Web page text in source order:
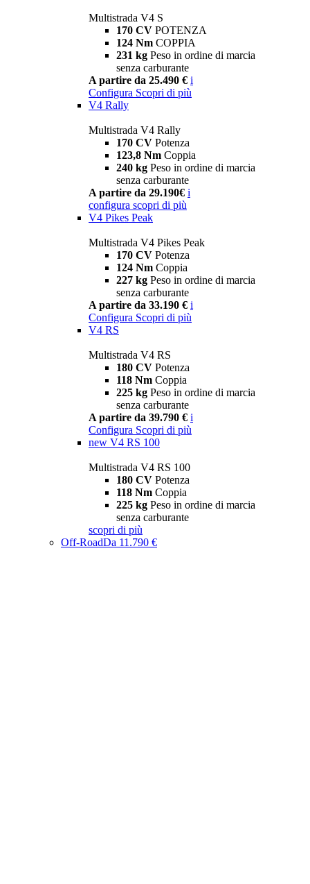
Multistrada V4 S
170 CV POTENZA
124 Nm COPPIA
231 kg Peso in ordine di marcia
senza carburante
A partire da 25.490 € i
Configura Scopri di più
V4 Rally
Multistrada V4 Rally
170 CV Potenza
123,8 Nm Coppia
240 kg Peso in ordine di marcia
senza carburante
A partire da 29.190€ i
configura scopri di più
V4 Pikes Peak
Multistrada V4 Pikes Peak
170 CV Potenza
124 Nm Coppia
227 kg Peso in ordine di marcia
senza carburante
A partire da 33.190 € i
Configura Scopri di più
V4 RS
Multistrada V4 RS
180 CV Potenza
118 Nm Coppia
225 kg Peso in ordine di marcia
senza carburante
A partire da 39.790 € i
Configura Scopri di più
new V4 RS 100
Multistrada V4 RS 100
180 CV Potenza
118 Nm Coppia
225 kg Peso in ordine di marcia
senza carburante
scopri di più
Off-RoadDa 11.790 €